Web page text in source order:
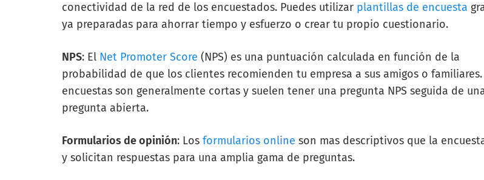
conectividad de la red de los encuestados. Puedes utilizar plantillas de encuesta
ya preparadas para ahorrar tiempo y esfuerzo o crear tu propio cuestionario.
NPS: El Net Promoter Score (NPS) es una puntuación calculada en función de la
probabilidad de que los clientes recomienden tu empresa a sus amigos o familiares.
encuestas son generalmente cortas y suelen tener una pregunta NPS seguida de
pregunta abierta.
Formularios de opinión: Los formularios online son mas descriptivos que la
y solicitan respuestas para una amplia gama de preguntas.